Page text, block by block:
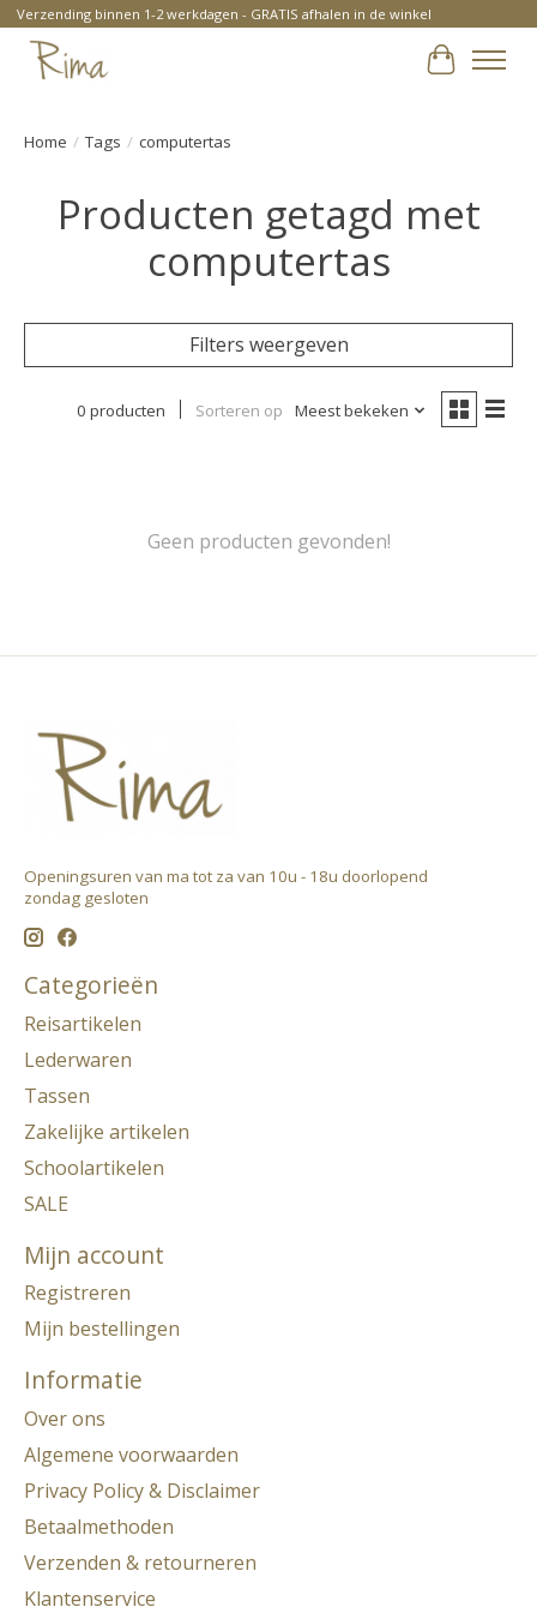
Verzending binnen 1-2 werkdagen - GRATIS afhalen in de winkel
Home / Tags / computertas
Producten getagd met
computertas
Filters weergeven
0 producten Sorteren op Meest bekeken
Geen producten gevonden!
Openingsuren van ma tot za van 10u - 18u doorlopend ​
zondag gesloten
Categorieën
Reisartikelen
Lederwaren
Tassen
Zakelijke artikelen
Schoolartikelen
SALE
Mijn account
Registreren
Mijn bestellingen
Informatie
Over ons
Algemene voorwaarden
Privacy Policy & Disclaimer
Betaalmethoden
Verzenden & retourneren
Klantenservice